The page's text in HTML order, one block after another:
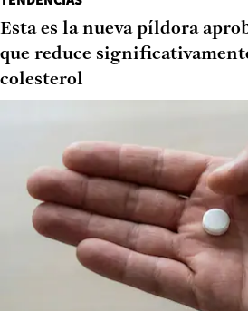
Esta es la nueva píldora
que reduce
colesterol